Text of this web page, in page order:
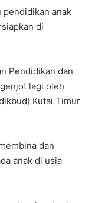
pendidikan anak
di
Pendidikan dan
lagi oleh
Kutai Timur
dan
anak di usia